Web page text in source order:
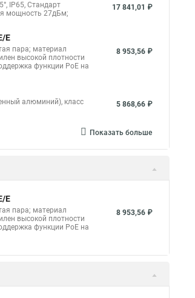
IP65, Стандарт
мощность 27дБм;
17 841,01 ₽
E
пара; материал
высокой плотности
функции PoE на
8 953,56 ₽
алюминий), класс
5 868,66 ₽
Показать больше
E
пара; материал
высокой плотности
функции PoE на
8 953,56 ₽